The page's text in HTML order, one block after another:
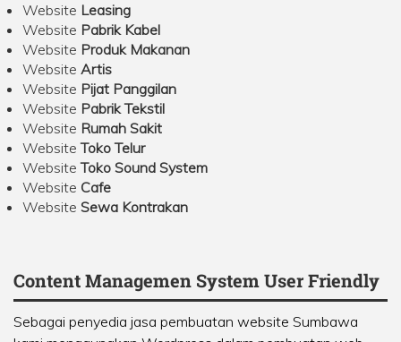
Website Leasing
Website Pabrik Kabel
Website Produk Makanan
Website Artis
Website Pijat Panggilan
Website Pabrik Tekstil
Website Rumah Sakit
WebsiteToko Telur
WebsiteToko Sound System
Website Cafe
Website Sewa Kontrakan
Content Managemen System User Friendly
Sebagai penyedia jasa pembuatan website Sumbawa